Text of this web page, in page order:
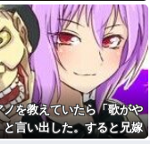
】美人インフルエンサ
20歳でアルファード一
ちゃう私って素敵」←
ガチなん？それともネ
w w w w w w w w w他
場】不倫妻の念書にサ
けれど再構築を選んだ
ちらwwwwww
時、お金を拾ったので
番に届けようとしたら
の言い分を聞くと...
ノを教えていたら「歌がや
と言い出した。すると兄嫁